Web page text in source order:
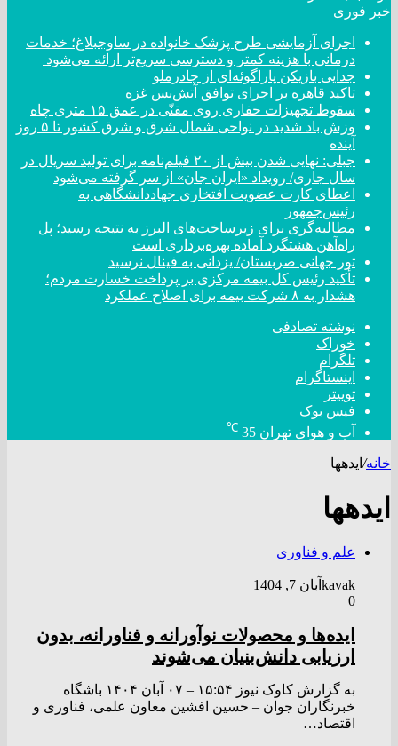
خبر فوری
اجرای آزمایشی طرح پزشک خانواده در ساوجبلاغ؛ خدمات
درمانی با هزینه کمتر و دسترسی سریع‌تر ارائه می‌شود
جدایی بازیکن پاراگوئه‌ای از چادرملو
تاکید قاهره بر اجرای توافق آتش‌بس غزه
سقوط تجهیزات حفاری روی مقنّی در عمق ۱۵ متری چاه
وزش باد شدید در نواحی شمال شرق و شرق کشور تا ۵ روز
آینده
جبلی: نهایی شدن بیش از ۲۰ فیلم‌نامه برای تولید سریال در
سال جاری/ رویداد «ایران جان» از سر گرفته می‌شود
اعطای کارت عضویت افتخاری جهاددانشگاهی به
رئیس‌جمهور
مطالبه‌گری برای زیرساخت‌های البرز به نتیجه رسید؛ پل
راه‌آهن هشتگرد آماده بهره‌برداری است
تور جهانی صربستان/ یزدانی به فینال نرسید
تأکید رئیس کل بیمه مرکزی بر پرداخت خسارت مردم؛
هشدار به ۸ شرکت‌ بیمه برای اصلاح عملکرد
نوشته تصادفی
خوراک
تلگرام
اینستاگرام
توییتر
فیس بوک
آب و هوای تهران 35
℃
خانه/ ایدهها
ایدهها
علم و فناوری
kavak آبان 7, 1404
0
ایده‌ها و محصولات نوآورانه و فناورانه، بدون
ارزیابی دانش‌بنیان می‌شوند
به گزارش کاوک نیوز ۱۵:۵۴ – ۰۷ آبان ۱۴۰۴ باشگاه
خبرنگاران جوان – حسین افشین معاون علمی، فناوری و
اقتصاد…